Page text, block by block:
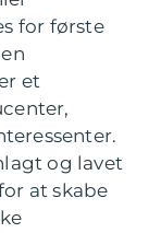
for første
et
og lavet
at skabe